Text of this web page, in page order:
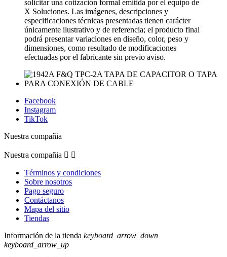
solicitar una cotización formal emitida por el equipo de
X Soluciones. Las imágenes, descripciones y
especificaciones técnicas presentadas tienen carácter
únicamente ilustrativo y de referencia; el producto final
podrá presentar variaciones en diseño, color, peso y
dimensiones, como resultado de modificaciones
efectuadas por el fabricante sin previo aviso.
Facebook
Instagram
TikTok
Nuestra compañia
Nuestra compañia  
Términos y condiciones
Sobre nosotros
Pago seguro
Contáctanos
Mapa del sitio
Tiendas
Información de la tienda keyboard_arrow_down
keyboard_arrow_up